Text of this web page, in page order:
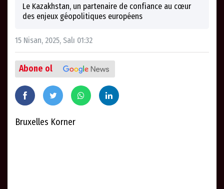
Le Kazakhstan, un partenaire de confiance au cœur
des enjeux géopolitiques européens
15 Nisan, 2025, Salı 01:32
Abone ol
Bruxelles Korner